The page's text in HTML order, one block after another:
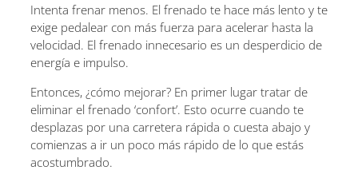
Intenta frenar menos. El frenado te hace más lento y te
exige pedalear con más fuerza para acelerar hasta la
velocidad. El frenado innecesario es un desperdicio de
energía e impulso.
Entonces, ¿cómo mejorar? En primer lugar tratar de
eliminar el frenado ‘confort’. Esto ocurre cuando te
desplazas por una carretera rápida o cuesta abajo y
comienzas a ir un poco más rápido de lo que estás
acostumbrado.